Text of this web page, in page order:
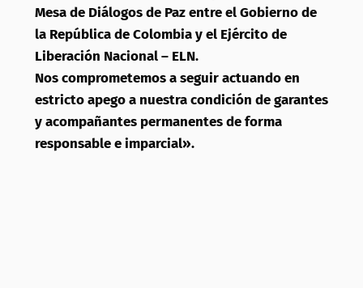
Mesa de Diálogos de Paz entre el Gobierno de
la República de Colombia y el Ejército de
Liberación Nacional – ELN.
Nos comprometemos a seguir actuando en
estricto apego a nuestra condición de garantes
y acompañantes permanentes de forma
responsable e imparcial».